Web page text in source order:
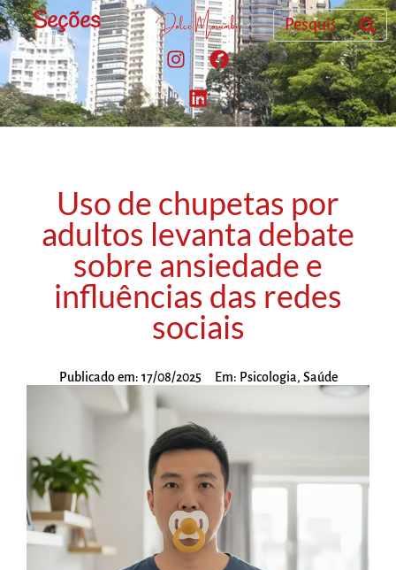
Seções
Uso de chupetas por
adultos levanta debate
sobre ansiedade e
influências das redes
sociais
Publicado em: 17/08/2025 Em: Psicologia, Saúde